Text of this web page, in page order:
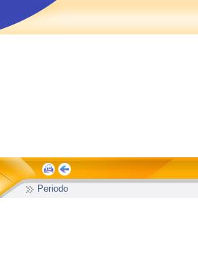
Periodo